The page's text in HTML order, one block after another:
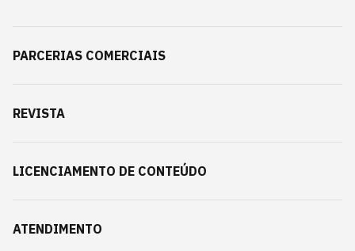
PARCERIAS COMERCIAIS
REVISTA
LICENCIAMENTO DE CONTEÚDO
ATENDIMENTO